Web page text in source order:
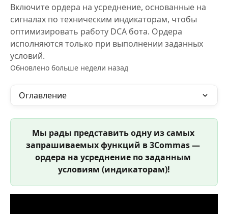
Включите ордера на усреднение, основанные на
сигналах по техническим индикаторам, чтобы
оптимизировать работу DCA бота. Ордера
исполняются только при выполнении заданных
условий.
Обновлено больше недели назад
Оглавление
Мы рады представить одну из самых
запрашиваемых функций в 3Commas —
ордера на усреднение по заданным
условиям (индикаторам)!